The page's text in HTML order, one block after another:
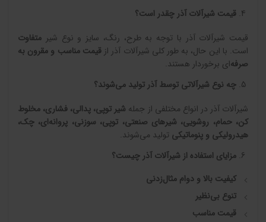
قیمت شیرآلات آذر چقدر است؟
قیمت شیرآلات آذر با توجه به طرح، رنگ، سایز و نوع شیر متفاوت
است. با این حال، به طور کلی شیرآلات آذر ازقیمت مناسب و مقرون به
صرفه‌ای برخوردار هستند.
چه نوع شیرآلاتی توسط آذر تولید می‌شوند؟
شیرآلات آذر در انواع مختلفی از جمله شیر توپی، پدالی، فشاری، مخلوط
کن، حمام، روشویی، شیرهای صنعتی، توپی، سوزنی، پروانه‌ای، چک،
هیدرولیکی و پنوماتیکی تولید می‌شوند.
مزایای استفاده از شیرآلات آذر چیست؟
کیفیت بالا و دوام مثال‌زدنی
تنوع بی‌نظیر
قیمت مناسب